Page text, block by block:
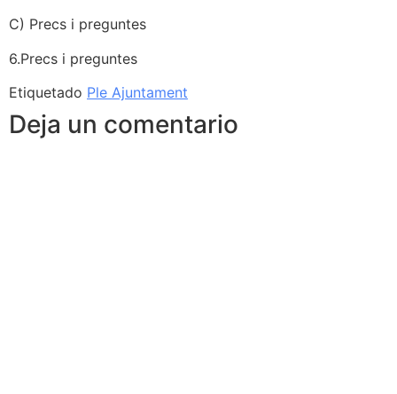
C) Precs i preguntes
6.Precs i preguntes
Etiquetado Ple Ajuntament
Deja un comentario